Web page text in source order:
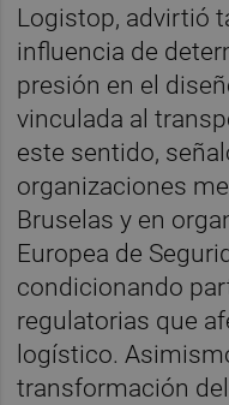
Logistop, advirtió
influencia de
presión en el
vinculada al
este sentido,
organizaciones
Bruselas y en
Europea de
condicionando
regulatorias que
logístico.
transformación